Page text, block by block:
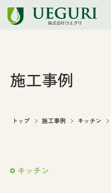
お知らせ
会社案内
施工事例
施工事例
トップ 施工事例 キッチン
キッチン